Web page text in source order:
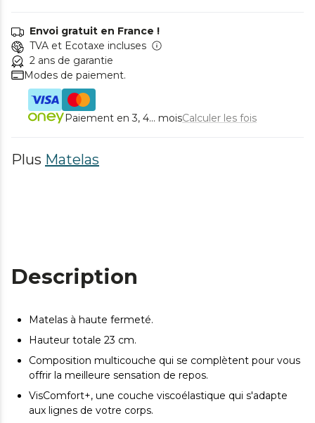
Envoi gratuit en France !
TVA et Ecotaxe incluses
2 ans de garantie
Modes de paiement.
Paiement en 3, 4... moisCalculer les fois
Plus Matelas
Description
Matelas à haute fermeté.
Hauteur totale 23 cm.
Composition multicouche qui se complètent pour vous
offrir la meilleure sensation de repos.
VisComfort+, une couche viscoélastique qui s'adapte
aux lignes de votre corps.